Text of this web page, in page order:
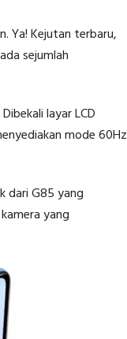
Ya! Kejutan terbaru,
sejumlah
layar LCD
mode 60Hz
dari G85 yang
yang